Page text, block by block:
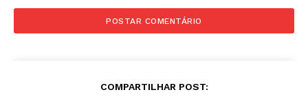
COMPARTILHAR POST: